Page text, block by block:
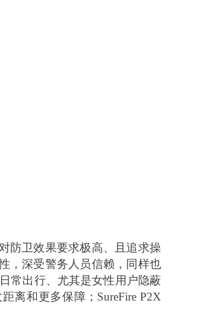
防卫效果要求极高、且追求操
，深受警务人员信赖，同样也
常出行、尤其是女性用户隐蔽
离和更多保障；SureFire P2X